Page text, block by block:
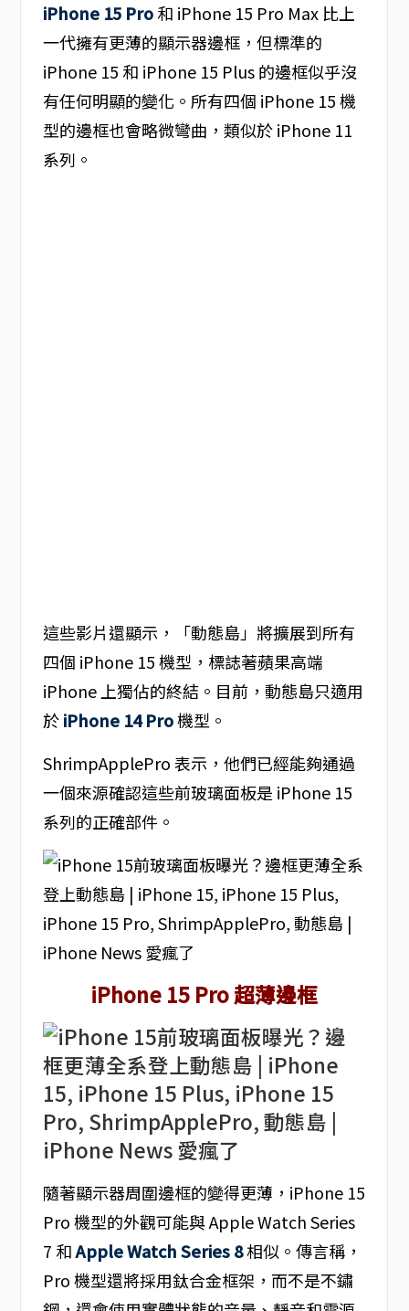
iPhone 15 Pro和 iPhone 15 Pro Max 比上
一代擁有更薄的顯示器邊框，但標準的
iPhone 15 和 iPhone 15 Plus 的邊框似乎沒
有任何明顯的變化。所有四個 iPhone 15 機
型的邊框也會略微彎曲，類似於 iPhone 11
系列。
這些影片還顯示，「動態島」將擴展到所有
四個 iPhone 15 機型，標誌著蘋果高端
iPhone 上獨佔的終結。目前，動態島只適用
於iPhone 14 Pro機型。
ShrimpApplePro 表示，他們已經能夠通過
一個來源確認這些前玻璃面板是 iPhone 15
系列的正確部件。
iPhone 15 Pro 超薄邊框
隨著顯示器周圍邊框的變得更薄，iPhone 15
Pro 機型的外觀可能與 Apple Watch Series
7 和Apple Watch Series 8相似。傳言稱，
Pro 機型還將採用鈦合金框架，而不是不鏽